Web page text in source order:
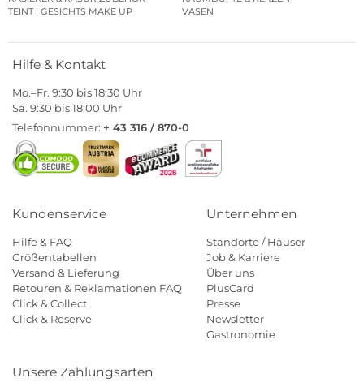
TEINT | GESICHTS MAKE UP
VASEN
Hilfe & Kontakt
Mo.–Fr. 9:30 bis 18:30 Uhr
Sa. 9:30 bis 18:00 Uhr
Telefonnummer: + 43 316 / 870-0
Kundenservice
Hilfe & FAQ
Größentabellen
Versand & Lieferung
Retouren & Reklamationen FAQ
Click & Collect
Click & Reserve
Unternehmen
Standorte / Häuser
Job & Karriere
Über uns
PlusCard
Presse
Newsletter
Gastronomie
Unsere Zahlungsarten